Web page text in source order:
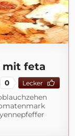
mit feta
0 Lecker